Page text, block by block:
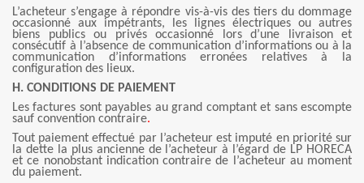
L’acheteur s’engage à répondre vis-à-vis des tiers du dommage
occasionné aux impétrants, les lignes électriques ou autres
biens publics ou privés occasionné lors d’une livraison et
consécutif à l’absence de communication d’informations ou à la
communication d’informations erronées relatives à la
configuration des lieux.
H. CONDITIONS DE PAIEMENT
Les factures sont payables au grand comptant et sans escompte
sauf convention contraire.
Tout paiement effectué par l’acheteur est imputé en priorité sur
la dette la plus ancienne de l’acheteur à l’égard de LP HORECA
et ce nonobstant indication contraire de l’acheteur au moment
du paiement.